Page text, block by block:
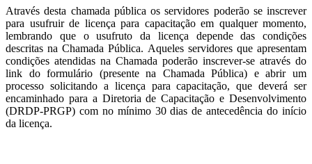
Através desta chamada pública os servidores poderão se inscrever
para usufruir de licença para capacitação em qualquer momento,
lembrando que o usufruto da licença depende das condições
descritas na Chamada Pública. Aqueles servidores que apresentam
condições atendidas na Chamada poderão inscrever-se através do
link do formulário (presente na Chamada Pública) e abrir um
processo solicitando a licença para capacitação, que deverá ser
encaminhado para a Diretoria de Capacitação e Desenvolvimento
(DRDP-PRGP) com no mínimo 30 dias de antecedência do início
da licença.